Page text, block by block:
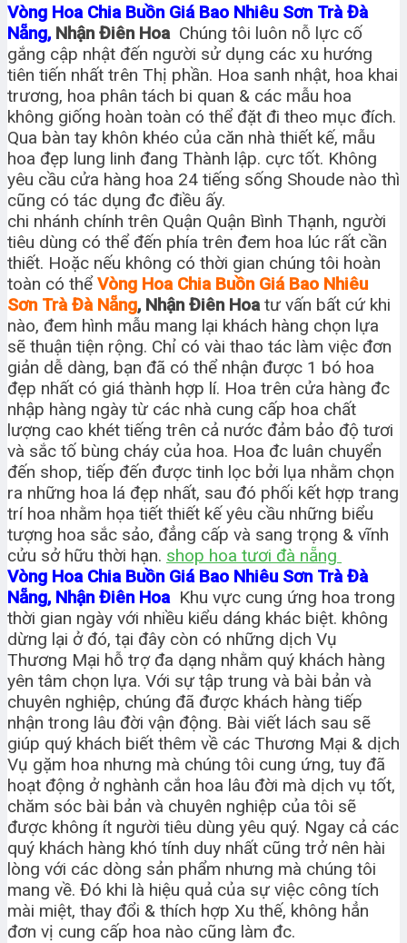
Vòng Hoa Chia Buồn Giá Bao Nhiêu Sơn Trà Đà
Nẵng, Nhận Điên Hoa Chúng tôi luôn nỗ lực cố
gắng cập nhật đến người sử dụng các xu hướng
tiên tiến nhất trên Thị phần. Hoa sanh nhật, hoa khai
trương, hoa phân tách bi quan & các mẫu hoa
không giống hoàn toàn có thể đặt đi theo mục đích.
Qua bàn tay khôn khéo của căn nhà thiết kế, mẫu
hoa đẹp lung linh đang Thành lập. cực tốt. Không
yêu cầu cửa hàng hoa 24 tiếng sống Shoude nào thì
cũng có tác dụng đc điều ấy.
chi nhánh chính trên Quận Quận Bình Thạnh, người
tiêu dùng có thể đến phía trên đem hoa lúc rất cần
thiết. Hoặc nếu không có thời gian chúng tôi hoàn
toàn có thểVòng Hoa Chia Buồn Giá Bao Nhiêu
Sơn Trà Đà Nẵng, Nhận Điên Hoatư vấn bất cứ khi
nào, đem hình mẫu mang lại khách hàng chọn lựa
sẽ thuận tiện rộng. Chỉ có vài thao tác làm việc đơn
giản dễ dàng, bạn đã có thể nhận được 1 bó hoa
đẹp nhất có giá thành hợp lí. Hoa trên cửa hàng đc
nhập hàng ngày từ các nhà cung cấp hoa chất
lượng cao khét tiếng trên cả nước đảm bảo độ tươi
và sắc tố bùng cháy của hoa. Hoa đc luân chuyển
đến shop, tiếp đến được tinh lọc bởi lụa nhằm chọn
ra những hoa lá đẹp nhất, sau đó phối kết hợp trang
trí hoa nhằm họa tiết thiết kế yêu cầu những biểu
tượng hoa sắc sảo, đẳng cấp và sang trọng & vĩnh
cửu sở hữu thời hạn. shop hoa tươi đà nẵng
Vòng Hoa Chia Buồn Giá Bao Nhiêu Sơn Trà Đà
Nẵng, Nhận Điên Hoa Khu vực cung ứng hoa trong
thời gian ngày với nhiều kiểu dáng khác biệt. không
dừng lại ở đó, tại đây còn có những dịch Vụ
Thương Mại hỗ trợ đa dạng nhằm quý khách hàng
yên tâm chọn lựa. Với sự tập trung và bài bản và
chuyên nghiệp, chúng đã được khách hàng tiếp
nhận trong lâu đời vận động. Bài viết lách sau sẽ
giúp quý khách biết thêm về các Thương Mại & dịch
Vụ gặm hoa nhưng mà chúng tôi cung ứng, tuy đã
hoạt động ở nghành cắn hoa lâu đời mà dịch vụ tốt,
chăm sóc bài bản và chuyên nghiệp của tôi sẽ
được không ít người tiêu dùng yêu quý. Ngay cả các
quý khách hàng khó tính duy nhất cũng trở nên hài
lòng với các dòng sản phẩm nhưng mà chúng tôi
mang về. Đó khi là hiệu quả của sự việc công tích
mài miệt, thay đổi & thích hợp Xu thế, không hẳn
đơn vị cung cấp hoa nào cũng làm đc.